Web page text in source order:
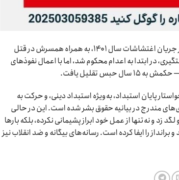
حمید قره‌حسنلو، پزشکی است که به فرقه گنابادیه وابستگی دارد و در جریان اغتشاشات سال ۱۴۰۱، به همراه همسرش در قتل
در ابتدا به اعدام محکوم شد، اما با اعمال نفوذهای
تقلیل یافت.
پایان استبداد، به‌ویژه استبداد دینی، و حرکت به
مندرج در بیانیه حقوق بشر شده است. این در حالی
و نه‌تنها از عمل خود ابراز پشیمانی نکرده، بلکه بارها
را ایفا کرده است. رسانه‌های بیگانه و ضد انقلاب نیز